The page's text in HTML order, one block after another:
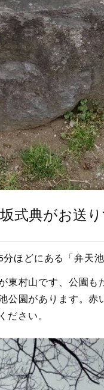
式典がお送
ほどにある「弁天池
東村山です、公園
公園があります。
ださい。